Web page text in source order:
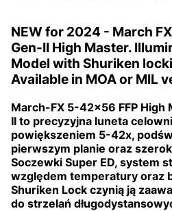
NEW for 2024 - March
Gen-II High Master.
Model with Shuriken
Available in MOA or MIL
March-FX 5-42x56 FFP High
II to precyzyjna luneta
powiększeniem 5-42x,
pierwszym planie oraz
Soczewki Super ED, system
względem temperatury oraz
Shuriken Lock czynią ją
do strzelań